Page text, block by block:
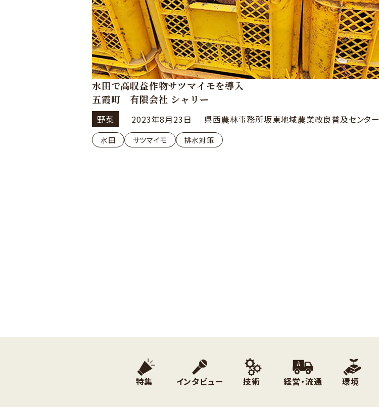
水田で高収益作物サツマイモを導入
五霞町 有限会社 シャリー
野菜 2023年8月23日 県西農林事務所坂東地域農業改良普及センター
水田 サツマイモ 排水対策
特集 インタビュー 技術 経営・流通 環境